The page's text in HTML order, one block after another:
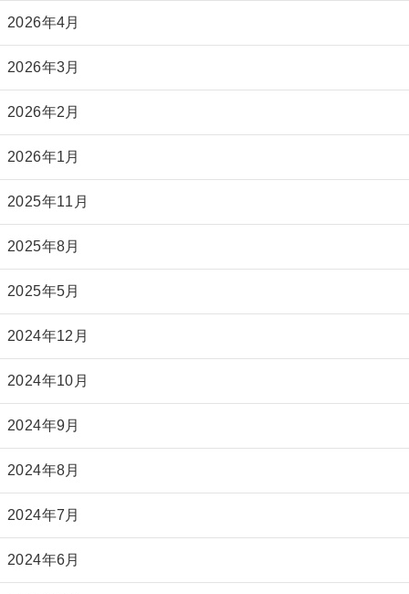
2026年4月
2026年3月
2026年2月
2026年1月
2025年11月
2025年8月
2025年5月
2024年12月
2024年10月
2024年9月
2024年8月
2024年7月
2024年6月